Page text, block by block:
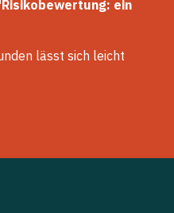
Risikobewertung: ein
lässt sich leicht